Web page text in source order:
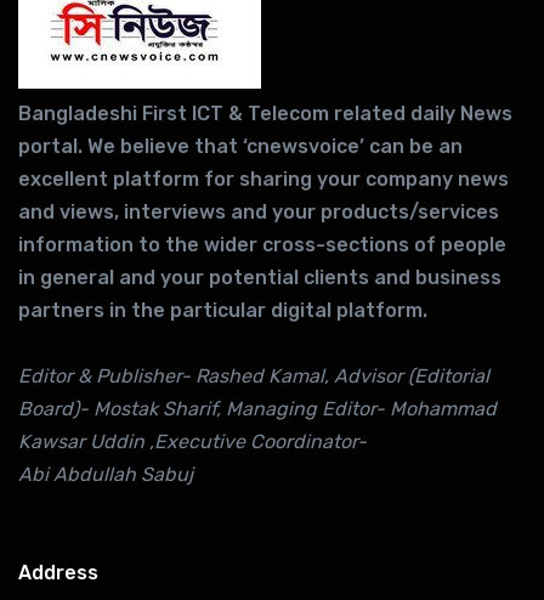
Bangladeshi First ICT & Telecom related daily News
portal. We believe that ‘cnewsvoice’ can be an
excellent platform for sharing your company news
and views, interviews and your products/services
information to the wider cross-sections of people
in general and your potential clients and business
partners in the particular digital platform.
Editor & Publisher- Rashed Kamal, Advisor (Editorial
Board)- Mostak Sharif, Managing Editor- Mohammad
Kawsar Uddin ,Executive Coordinator-
Abi Abdullah Sabuj
Address